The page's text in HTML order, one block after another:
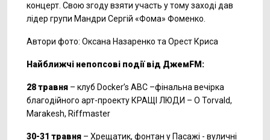
концерт. Свою згоду взяти участь у тому заході дав
лідер групи Мандри Сергій «Фома» Фоменко.
Автори фото: Оксана Назаренко та Орест Криса
Найближчі непопсові події від ДжемFM:
28 травня – клуб Docker’s ABC –фінальна вечірка
благодійного арт-проекту КРАЩІ ЛЮДИ – O Torvald,
Marakesh, Riffmaster
30-31 травня – Хрещатик, фонтан у Пасажі - вуличні